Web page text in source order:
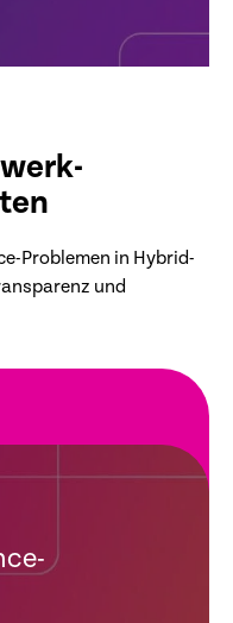
Problemen in Hybrid-
und